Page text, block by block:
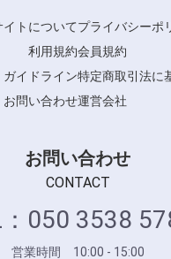
イトについてプライバシーポ
利用規約会員規約
ガイドライン特定商取引法に
お問い合わせ運営会社
お問い合わせ
CONTACT
：050 3538
営業時間 10:00 - 15:00